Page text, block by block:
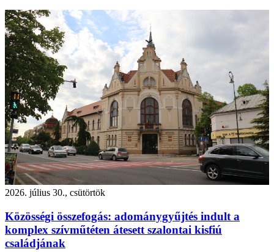
2026. július 30., csütörtök
Közösségi összefogás: adománygyűjtés indult a
komplex szívműtéten átesett szalontai kisfiú
családjának